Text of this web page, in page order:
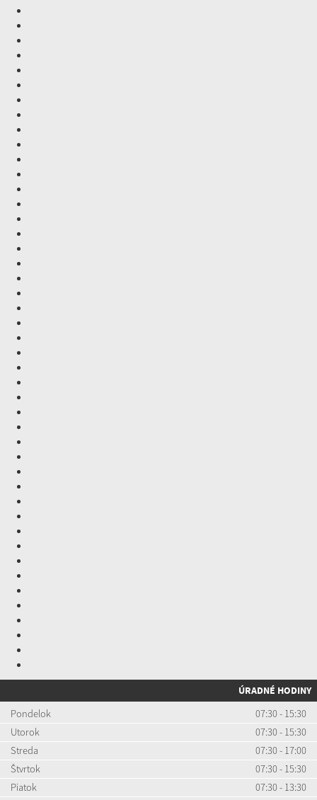
ÚRADNÉ HODINY
Pondelok
07:30 - 15:30
Utorok
07:30 - 15:30
Streda
07:30 - 17:00
Štvrtok
07:30 - 15:30
Piatok
07:30 - 13:30